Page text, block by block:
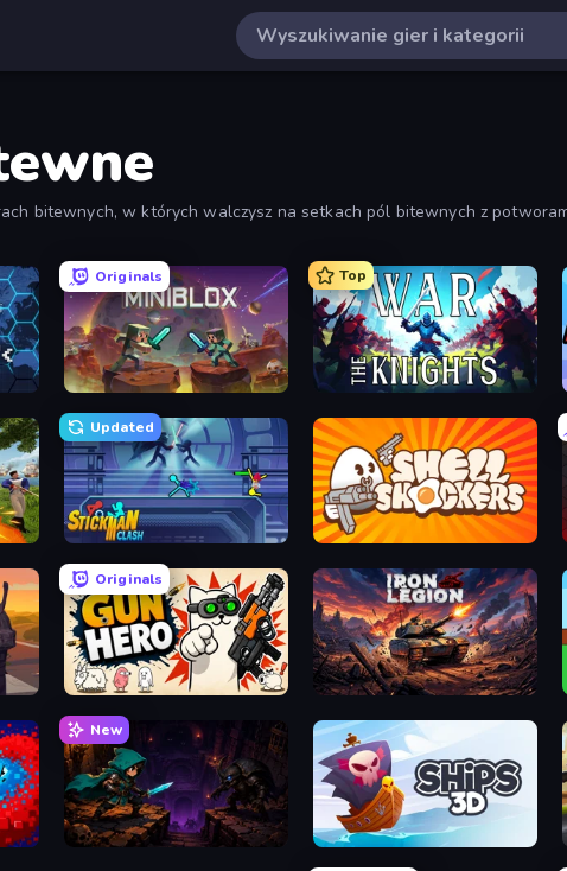
bitewnych, w których walczysz na setkach pól bitewnych z
Originals
Miniblox
Top
War the Knights
Updated
Stickman Clash Shell Shockers
Originals
Gun Hero: Cat Survival Iron Legion
New
Dungeon Descent Ships 3D